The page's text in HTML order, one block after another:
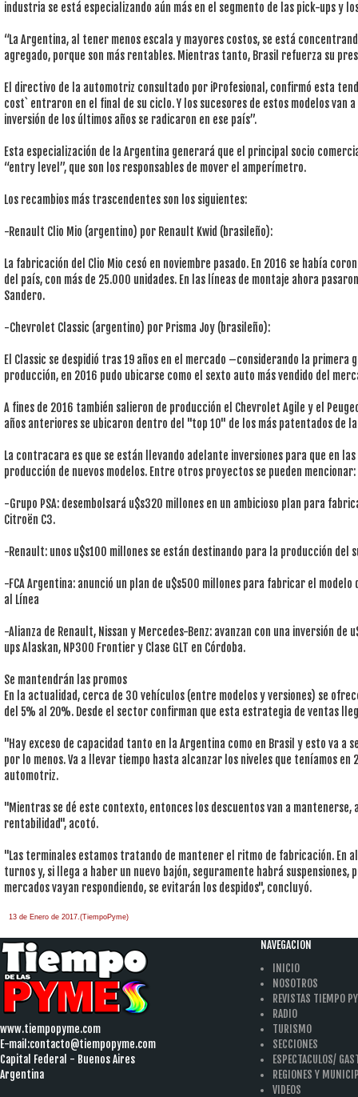
industria se está especializando aún más en el segmento de las pick-ups y
“La Argentina, al tener menos escala y mayores costos, se está
agregado, porque son más rentables. Mientras tanto, Brasil refuerza su
El directivo de la automotriz consultado por iProfesional, confirmó esta
cost` entraron en el final de su ciclo. Y los sucesores de estos modelos van
inversión de los últimos años se radicaron en ese país”.
Esta especialización de la Argentina generará que el principal socio
“entry level”, que son los responsables de mover el amperímetro.
Los recambios más trascendentes son los siguientes:
-Renault Clio Mio (argentino) por Renault Kwid (brasileño):
La fabricación del Clio Mio cesó en noviembre pasado. En 2016 se había
del país, con más de 25.000 unidades. En las líneas de montaje ahora
Sandero.
-Chevrolet Classic (argentino) por Prisma Joy (brasileño):
El Classic se despidió tras 19 años en el mercado –considerando la primera
producción, en 2016 pudo ubicarse como el sexto auto más vendido del
A fines de 2016 también salieron de producción el Chevrolet Agile y el
años anteriores se ubicaron dentro del "top 10" de los más patentados de
La contracara es que se están llevando adelante inversiones para que en
producción de nuevos modelos. Entre otros proyectos se pueden mencionar:
-Grupo PSA: desembolsará u$s320 millones en un ambicioso plan para
Citroën C3.
-Renault: unos u$s100 millones se están destinando para la producción del
-FCA Argentina: anunció un plan de u$s500 millones para fabricar el modelo
al Línea
-Alianza de Renault, Nissan y Mercedes-Benz: avanzan con una inversión
ups Alaskan, NP300 Frontier y Clase GLT en Córdoba.
Se mantendrán las promos
En la actualidad, cerca de 30 vehículos (entre modelos y versiones) se
del 5% al 20%. Desde el sector confirman que esta estrategia de ventas
"Hay exceso de capacidad tanto en la Argentina como en Brasil y esto va a
por lo menos. Va a llevar tiempo hasta alcanzar los niveles que teníamos
automotriz.
"Mientras se dé este contexto, entonces los descuentos van a mantenerse,
rentabilidad", acotó.
"Las terminales estamos tratando de mantener el ritmo de fabricación. En
turnos y, si llega a haber un nuevo bajón, seguramente habrá suspensiones,
mercados vayan respondiendo, se evitarán los despidos", concluyó.
13 de Enero de 2017.(TiempoPyme)
www.tiempopyme.com
E-mail:contacto@tiempopyme.com
Capital Federal - Buenos Aires
Argentina
NAVEGACION
INICIO
NOSOTROS
REVISTAS TIEMPO
RADIO
TURISMO
SECCIONES
ESPECTACULOS/
REGIONES Y
VIDEOS